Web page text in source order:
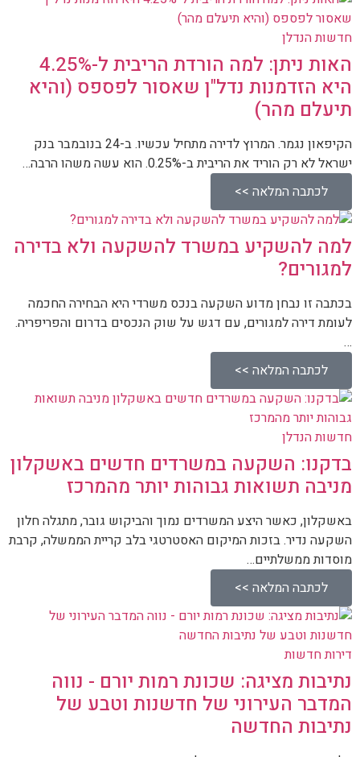
חדשות הנדלן
האות ניתן: למה הורדת הריבית ל-4.25%
היא הזדמנות נדל"ן שאסור לפספס (והיא
תיעלם מהר)
הקיפאון נגמר. המרוץ לדירה מתחיל עכשיו. ב-24 בנובמבר בנק
ישראל לא רק הוריד את הריבית ב-0.25%. הוא עשה משהו הרבה…
לכתבה המלאה >>
למה להשקיע במשרד להשקעה ולא בדירה
למגורים?
בכתבה זו נבחן מדוע השקעה בנכס משרדי היא הבחירה החכמה
לעומת דירה למגורים, עם דגש על שוק הנכסים בדרום והפריפריה.
…
לכתבה המלאה >>
חדשות הנדלן
בדקנו: השקעה במשרדים חדשים באשקלון
מניבה תשואות גבוהות יותר מהמרכז
באשקלון, כאשר היצע המשרדים נמוך והביקוש גובר, מתגלה חלון
השקעה נדיר. בזכות המיקום האסטרטגי בלב קריית הממשלה, קרבת
מוסדות ממשלתיים…
לכתבה המלאה >>
דירות חדשות
נתיבות מציגה: שכונת רמות יורם - נווה
המדבר העירוני של חדשנות וטבע של
נתיבות החדשה